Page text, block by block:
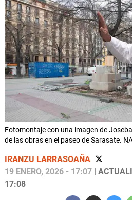
Fotomontaje con una imagen de
de las obras en el paseo de Sarasate.
IRANZU LARRASOAÑA
19 ENERO, 2026 - 17:07 |
17:08